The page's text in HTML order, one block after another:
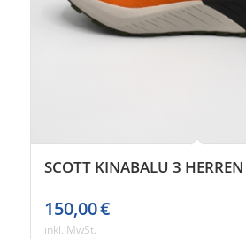
SCOTT KINABALU 3 HERREN
150,00€
inkl. MwSt.